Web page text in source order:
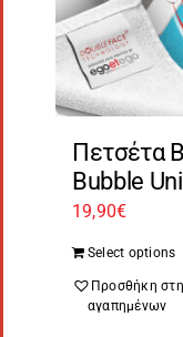
Πετσέτα
Bubble
19,90€
Select options
Προσθήκη
αγαπημένων